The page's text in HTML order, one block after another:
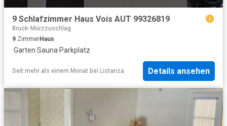
9 Schlafzimmer Haus Vois AUT 99326819
Bruck-Mürzzuschlag
9 ZimmerHaus
·Garten·Sauna·Parkplatz
Seit mehr als einem Monat bei Listanza Details ansehen